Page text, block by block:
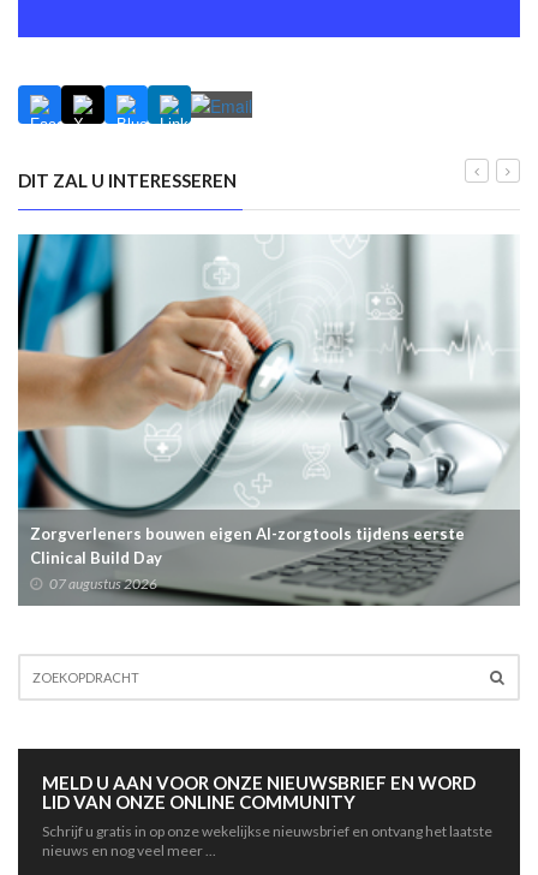
DIT ZAL U INTERESSEREN
Zorgverleners bouwen eigen AI-zorgtools tijdens eerste
Clinical Build Day
07 augustus 2026
MELD U AAN VOOR ONZE NIEUWSBRIEF EN WORD
LID VAN ONZE ONLINE COMMUNITY
Schrijf u gratis in op onze wekelijkse nieuwsbrief en ontvang het laatste
nieuws en nog veel meer ...